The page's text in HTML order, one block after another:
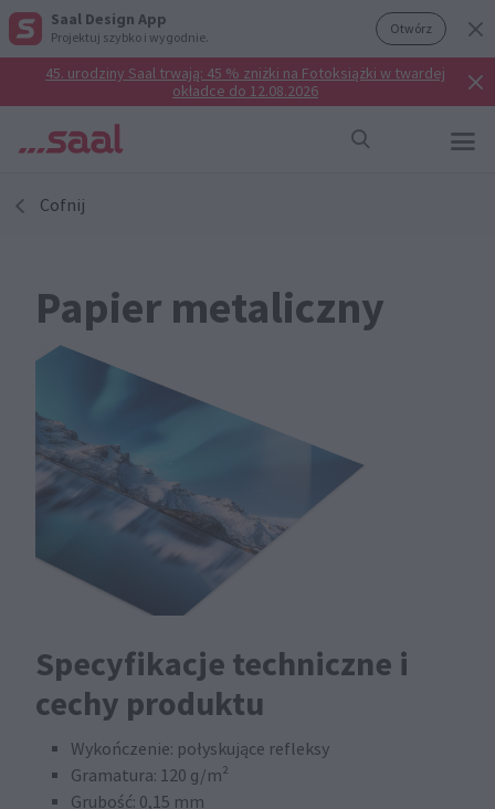
Saal Design App
Projektuj szybko i wygodnie. Otwórz
45. urodziny Saal trwają: 45 % zniżki na Fotoksiążki w twardej
okładce do 12.08.2026
Cofnij
Papier metaliczny
Specyfikacje techniczne i
cechy produktu
Wykończenie: połyskujące refleksy
Gramatura: 120 g/m²
Grubość: 0,15 mm